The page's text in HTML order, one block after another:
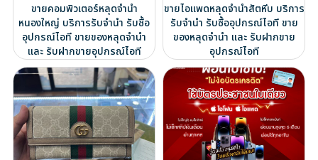
ขายคอมพิวเตอร์หลุดจำนำ
หนองใหญ่ บริการรับจำนำ รับซื้อ
อุปกรณ์ไอที ขายของหลุดจำนำ
และ รับฝากขายอุปกรณ์ไอที
ขายไอแพดหลุดจำนำสัตหีบ บริการ
รับจำนำ รับซื้ออุปกรณ์ไอที ขาย
ของหลุดจำนำ และ รับฝากขาย
อุปกรณ์ไอที